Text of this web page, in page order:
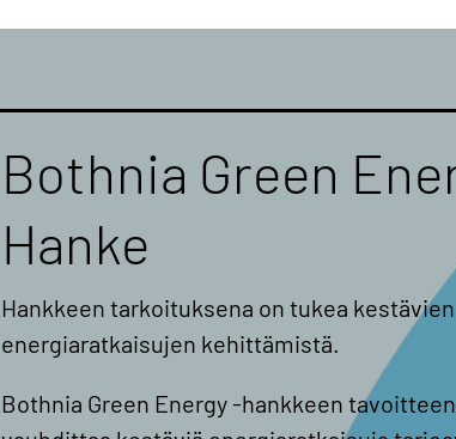
Bothnia Green
Hanke
Hankkeen tarkoituksena on tukea kestävien
energiaratkaisujen kehittämistä.
Bothnia Green Energy -hankkeen